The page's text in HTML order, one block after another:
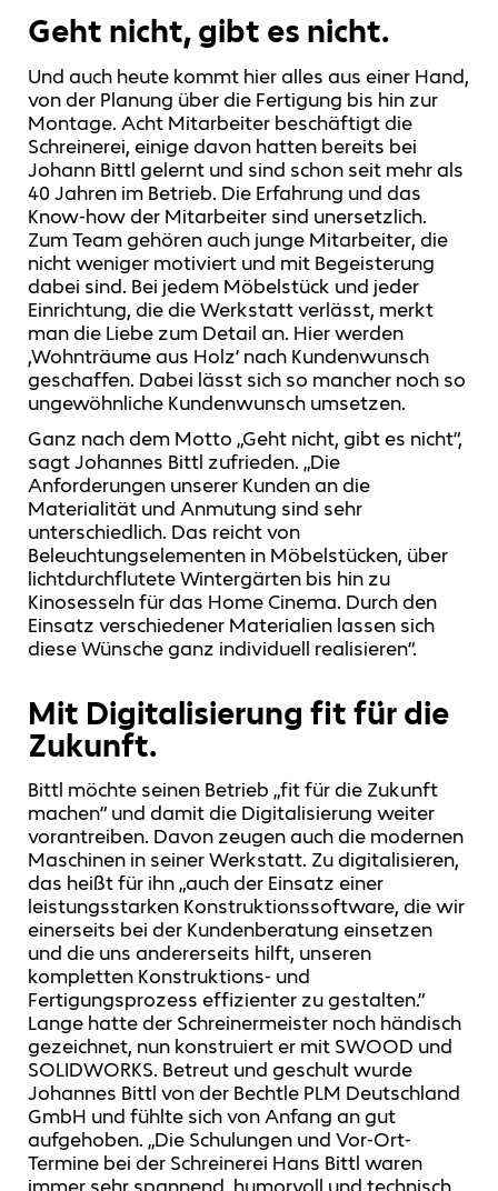
Geht nicht, gibt es nicht.
Und auch heute kommt hier alles aus einer Hand,
von der Planung über die Fertigung bis hin zur
Montage. Acht Mitarbeiter beschäftigt die
Schreinerei, einige davon hatten bereits bei
Johann Bittl gelernt und sind schon seit mehr als
40 Jahren im Betrieb. Die Erfahrung und das
Know-how der Mitarbeiter sind unersetzlich.
Zum Team gehören auch junge Mitarbeiter, die
nicht weniger motiviert und mit Begeisterung
dabei sind. Bei jedem Möbelstück und jeder
Einrichtung, die die Werkstatt verlässt, merkt
man die Liebe zum Detail an. Hier werden
,Wohnträume aus Holz‘ nach Kundenwunsch
geschaffen. Dabei lässt sich so mancher noch so
ungewöhnliche Kundenwunsch umsetzen.
Ganz nach dem Motto „Geht nicht, gibt es nicht“,
sagt Johannes Bittl zufrieden. „Die
Anforderungen unserer Kunden an die
Materialität und Anmutung sind sehr
unterschiedlich. Das reicht von
Beleuchtungselementen in Möbelstücken, über
lichtdurchflutete Wintergärten bis hin zu
Kinosesseln für das Home Cinema. Durch den
Einsatz verschiedener Materialien lassen sich
diese Wünsche ganz individuell realisieren“.
Mit Digitalisierung fit für die
Zukunft.
Bittl möchte seinen Betrieb „fit für die Zukunft
machen“ und damit die Digitalisierung weiter
vorantreiben. Davon zeugen auch die modernen
Maschinen in seiner Werkstatt. Zu digitalisieren,
das heißt für ihn „auch der Einsatz einer
leistungsstarken Konstruktionssoftware, die wir
einerseits bei der Kundenberatung einsetzen
und die uns andererseits hilft, unseren
kompletten Konstruktions- und
Fertigungsprozess effizienter zu gestalten.“
Lange hatte der Schreinermeister noch händisch
gezeichnet, nun konstruiert er mit SWOOD und
SOLIDWORKS. Betreut und geschult wurde
Johannes Bittl von der Bechtle PLM Deutschland
GmbH und fühlte sich von Anfang an gut
aufgehoben. „Die Schulungen und Vor-Ort-
Termine bei der Schreinerei Hans Bittl waren